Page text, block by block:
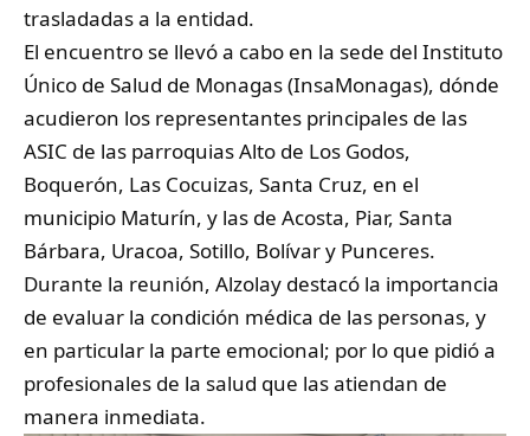
trasladadas a la entidad.
‎El encuentro se llevó a cabo en la sede del Instituto
Único de Salud de Monagas (InsaMonagas), dónde
acudieron los representantes principales de las
ASIC de las parroquias Alto de Los Godos,
Boquerón, Las Cocuizas, Santa Cruz, en el
municipio Maturín, y las de Acosta, Piar, Santa
Bárbara, Uracoa, Sotillo, Bolívar y Punceres.
‎Durante la reunión, Alzolay destacó la importancia
de evaluar la condición médica de las personas, y
en particular la parte emocional; por lo que pidió a
profesionales de la salud que las atiendan de
manera inmediata.